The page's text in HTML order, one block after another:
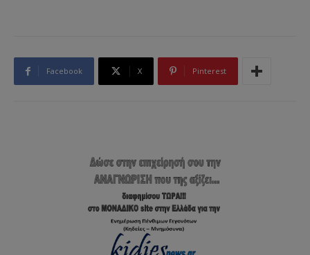
Facebook X Pinterest